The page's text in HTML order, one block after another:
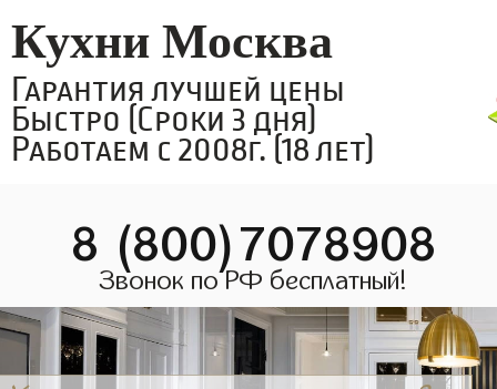
Кухни Москва
Гарантия лучшей цены
Быстро (Сроки 3 дня)
Работаем с 2008г. (18 лет)
8 (800)7078908
Звонок по РФ бесплатный!